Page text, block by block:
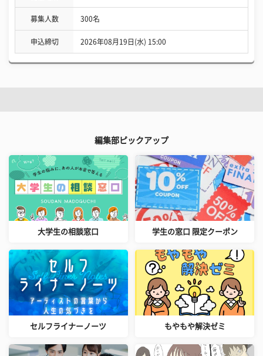
募集人数 300名
申込締切 2026年08月19日(水) 15:00
編集部ピックアップ
大学生の相談窓口 学生の窓口 限定クーポン
セルフライナーノーツ もやもや解決ゼミ